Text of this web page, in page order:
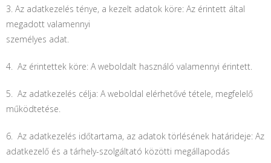
3. Az adatkezelés ténye, a kezelt adatok köre: Az érintett által
megadott valamennyi
személyes adat.
4. Az érintettek köre: A weboldalt használó valamennyi érintett.
5. Az adatkezelés célja: A weboldal elérhetővé tétele, megfelelő
működtetése.
6. Az adatkezelés időtartama, az adatok törlésének határideje: Az
adatkezelő és a tárhely-szolgáltató közötti megállapodás